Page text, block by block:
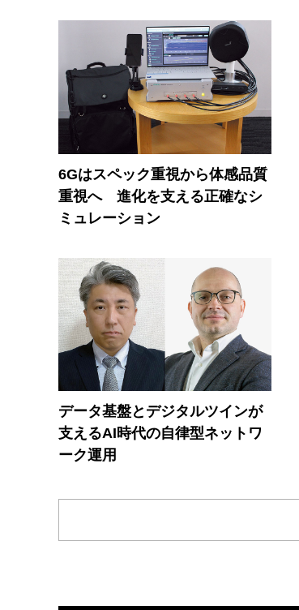
6Gはスペック重視から体感品質
重視へ 進化を支える正確なシ
ミュレーション
データ基盤とデジタルツインが
支えるAI時代の自律型ネットワ
ーク運用